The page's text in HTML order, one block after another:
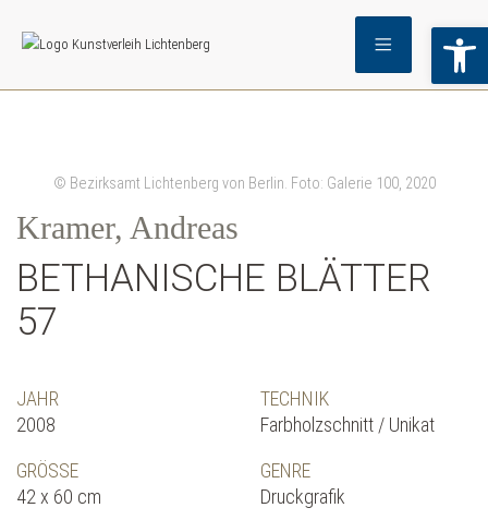
© Bezirksamt Lichtenberg von Berlin. Foto: Galerie 100, 2020
Kramer, Andreas
BETHANISCHE BLÄTTER
57
JAHR
2008
GRÖSSE
42 x 60 cm
TECHNIK
Farbholzschnitt / Unikat
GENRE
Druckgrafik